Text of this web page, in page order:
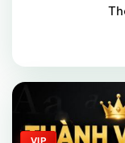
Giảm giá!
VIP